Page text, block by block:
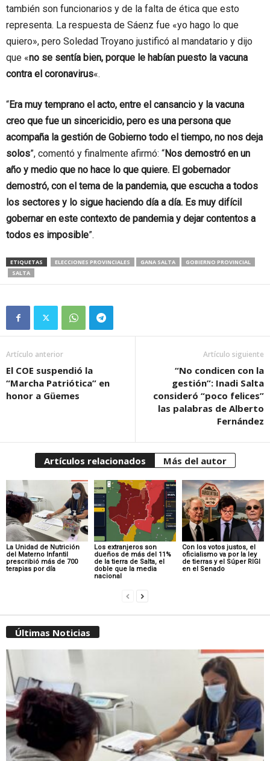
también son funcionarios y de la falta de ética que esto
representa. La respuesta de Sáenz fue «yo hago lo que
quiero», pero Soledad Troyano justificó al mandatario y dijo
que «no se sentía bien, porque le habían puesto la vacuna
contra el coronavirus«.
“Era muy temprano el acto, entre el cansancio y la vacuna
creo que fue un sincericidio, pero es una persona que
acompaña la gestión de Gobierno todo el tiempo, no nos deja
solos”, comentó y finalmente afirmó: “Nos demostró en un
año y medio que no hace lo que quiere. El gobernador
demostró, con el tema de la pandemia, que escucha a todos
los sectores y lo sigue haciendo día a día. Es muy difícil
gobernar en este contexto de pandemia y dejar contentos a
todos es imposible”.
ETIQUETAS ELECCIONES PROVINCIALES GANA SALTA
GOBIERNO PROVINCIAL
SALTA
Artículo anterior
El COE suspendió la
“Marcha Patriótica” en
honor a Güemes
Artículo siguiente
“No condicen con la
gestión”: Inadi Salta
consideró “poco felices”
las palabras de Alberto
Fernández
Artículos relacionados Más del autor
La Unidad de Nutrición
del Materno Infantil
prescribió más de 700
terapias por día
Los extranjeros son
dueños de más del 11%
de la tierra de Salta, el
doble que la media
nacional
Con los votos justos, el
oficialismo va por la ley
de tierras y el Súper RIGI
en el Senado
Últimas Noticias